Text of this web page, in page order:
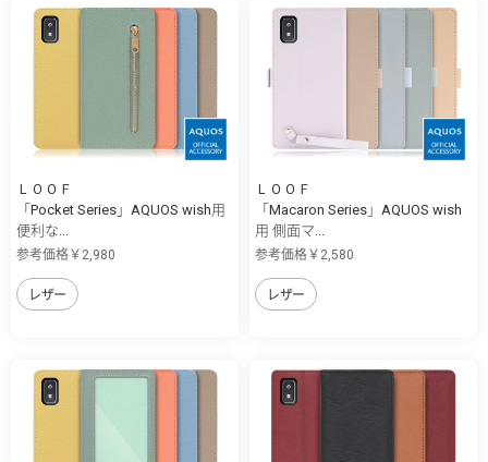
ＬＯＯＦ
「Pocket Series」AQUOS wish用
便利な...
参考価格￥2,980
レザー
ＬＯＯＦ
「Macaron Series」AQUOS wish
用 側面マ...
参考価格￥2,580
レザー